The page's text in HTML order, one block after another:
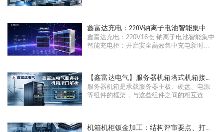
鑫富达充电：220V钠离子电池智能集中智
能充···
鑫富达充电：220V16仓 钠离子电池智能集中
智能充电柜：开启安全高效集中充电新时代
【鑫富达电气】服务器机箱塔式机箱接口
全解···
服务器机箱是承载服务器主板、硬盘、电源
等组件的框架，与这些组件之间的相互连接
机箱机柜钣金加工：结构评审要点、打样